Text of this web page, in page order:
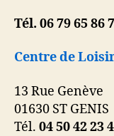
Tél. 06 79 65 86
Centre de
13 Rue Genève
01630 ST GENIS
Tél. 04 50 42 23